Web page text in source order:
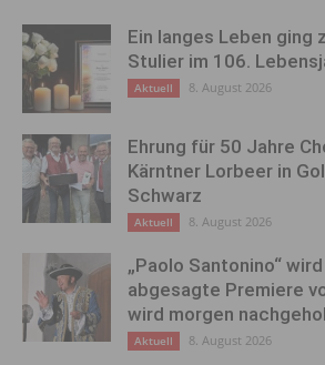
Ein langes Leben ging
Stulier im 106.
Aktuell 8. August 2026
Ehrung für 50 Jahre
Kärntner Lorbeer in
Schwarz
Aktuell 8. August 2026
„Paolo Santonino“
abgesagte Premiere
wird morgen
Aktuell 8. August 2026